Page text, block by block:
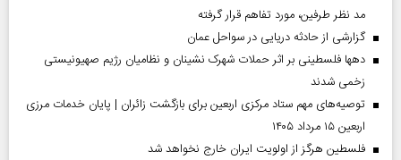
مد نظر طرفین، مورد تفاهم قرار گرفته
گزارشی از حادثه دریایی در سواحل عمان
دهها فلسطینی بر اثر حملات شهرک نشینان و نظامیان رژیم صهیونیستی
زخمی شدند
توصیه‌های مهم ستاد مرکزی اربعین برای بازگشت زائران | پایان خدمات مرزی
اربعین ۱۵ مرداد ۱۴۰۵
فلسطین هرگز از اولویت ایران خارج نخواهد شد